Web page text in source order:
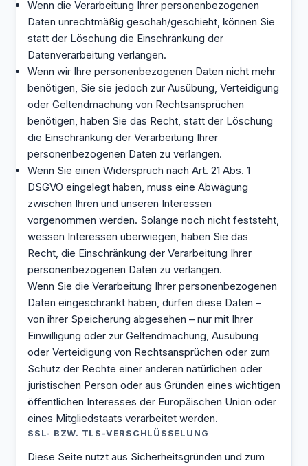
Wenn die Verarbeitung Ihrer personenbezogenen
Daten unrechtmäßig geschah/geschieht, können Sie
statt der Löschung die Einschränkung der
Datenverarbeitung verlangen.
Wenn wir Ihre personenbezogenen Daten nicht mehr
benötigen, Sie sie jedoch zur Ausübung, Verteidigung
oder Geltendmachung von Rechtsansprüchen
benötigen, haben Sie das Recht, statt der Löschung
die Einschränkung der Verarbeitung Ihrer
personenbezogenen Daten zu verlangen.
Wenn Sie einen Widerspruch nach Art. 21 Abs. 1
DSGVO eingelegt haben, muss eine Abwägung
zwischen Ihren und unseren Interessen
vorgenommen werden. Solange noch nicht feststeht,
wessen Interessen überwiegen, haben Sie das
Recht, die Einschränkung der Verarbeitung Ihrer
personenbezogenen Daten zu verlangen.
Wenn Sie die Verarbeitung Ihrer personenbezogenen
Daten eingeschränkt haben, dürfen diese Daten –
von ihrer Speicherung abgesehen – nur mit Ihrer
Einwilligung oder zur Geltendmachung, Ausübung
oder Verteidigung von Rechtsansprüchen oder zum
Schutz der Rechte einer anderen natürlichen oder
juristischen Person oder aus Gründen eines wichtigen
öffentlichen Interesses der Europäischen Union oder
eines Mitgliedstaats verarbeitet werden.
SSL- BZW. TLS-VERSCHLÜSSELUNG
Diese Seite nutzt aus Sicherheitsgründen und zum